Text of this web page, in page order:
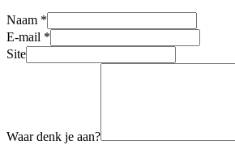
Naam *
E-mail *
Site
Waar denk je aan?